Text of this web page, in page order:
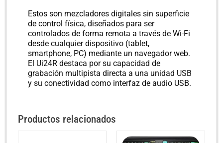
Estos son mezcladores digitales sin superficie
de control física, diseñados para ser
controlados de forma remota a través de Wi-Fi
desde cualquier dispositivo (tablet,
smartphone, PC) mediante un navegador web.
El Ui24R destaca por su capacidad de
grabación multipista directa a una unidad USB
y su conectividad como interfaz de audio USB.
Productos relacionados